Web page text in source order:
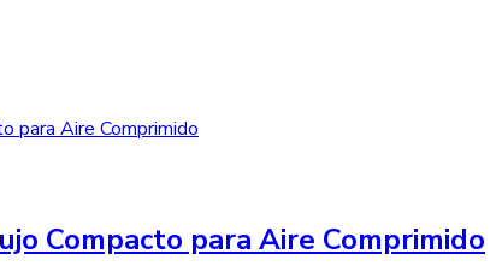
Compacto para Aire Comprimido